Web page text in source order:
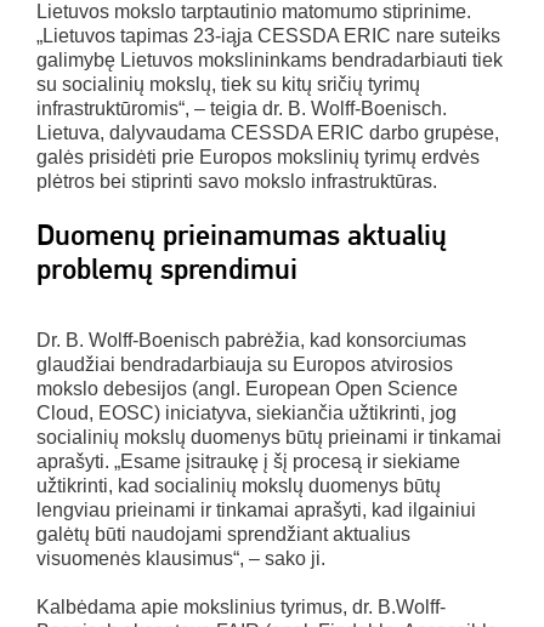
Lietuvos mokslo tarptautinio matomumo stiprinime.
„Lietuvos tapimas 23-iąja CESSDA ERIC nare suteiks
galimybę Lietuvos mokslininkams bendradarbiauti tiek
su socialinių mokslų, tiek su kitų sričių tyrimų
infrastruktūromis“, – teigia dr. B. Wolff-Boenisch.
Lietuva, dalyvaudama CESSDA ERIC darbo grupėse,
galės prisidėti prie Europos mokslinių tyrimų erdvės
plėtros bei stiprinti savo mokslo infrastruktūras.
Duomenų prieinamumas aktualių
problemų sprendimui
Dr. B. Wolff-Boenisch pabrėžia, kad konsorciumas
glaudžiai bendradarbiauja su Europos atvirosios
mokslo debesijos (angl. European Open Science
Cloud, EOSC) iniciatyva, siekiančia užtikrinti, jog
socialinių mokslų duomenys būtų prieinami ir tinkamai
aprašyti. „Esame įsitraukę į šį procesą ir siekiame
užtikrinti, kad socialinių mokslų duomenys būtų
lengviau prieinami ir tinkamai aprašyti, kad ilgainiui
galėtų būti naudojami sprendžiant aktualius
visuomenės klausimus“, – sako ji.
Kalbėdama apie mokslinius tyrimus, dr. B.Wolff-